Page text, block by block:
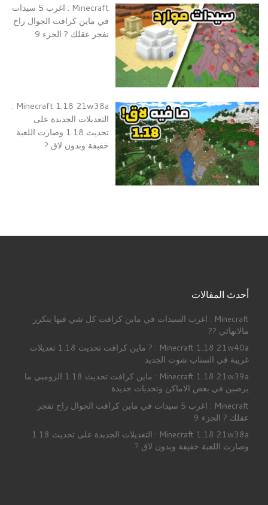
Minecraft : اغرب 5 سيدات
في ماين كرافت الجوال راح
تفجر عقلك ? الجزء 9
Minecraft 1.18 21w38a :
التعديلات الجدبدة على
تحديث 1.18 وصارت اللعبة
خفيفة وبدون لاق ?
أحدث المقالات
Minecraft : اغرب السيدات في ماين كرافت كل شي فيها يتكرر
مالانهائي ??
Minecraft 1.18 21w40a : ? ماين كرافت تحديث 1.18 تعديلات
غريبة في السناب شوت الجديد
Minecraft 1.18 21w39a : ماين كرافت تحديث 1.18 الزومبي ما
يرصبن في بعض الاماكن وتحديات جديدة
Minecraft : اغرب 5 سيدات في ماين كرافت الجوال راح تفجر
عقلك ? الجزء 9
Minecraft 1.18 21w38a : التعديلات الجدبدة على تحديث 1.18
وصارت اللعبة خفيفة وبدون لاق ?